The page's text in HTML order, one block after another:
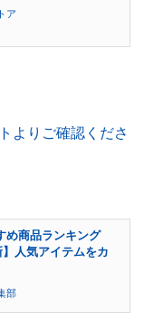
ア
よりご確認くださ
め商品ランキング
】人気アイテムをカ
部